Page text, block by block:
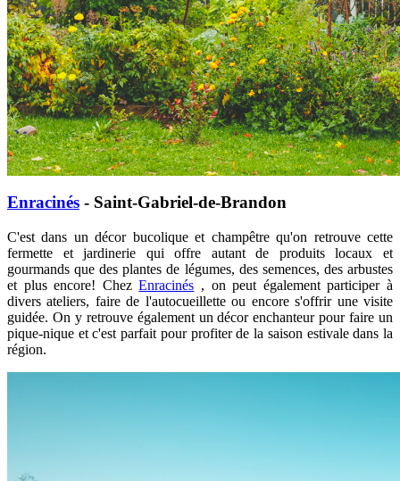
Enracinés - Saint-Gabriel-de-Brandon
C'est dans un décor bucolique et champêtre qu'on retrouve cette
fermette et jardinerie qui offre autant de produits locaux et
gourmands que des plantes de légumes, des semences, des arbustes
et plus encore! ChezEnracinés , on peut également participer à
divers ateliers, faire de l'autocueillette ou encore s'offrir une visite
guidée. On y retrouve également un décor enchanteur pour faire un
pique-nique et c'est parfait pour profiter de la saison estivale dans la
région.